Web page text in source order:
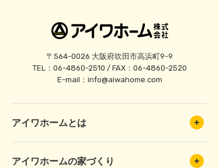
〒564-0026 大阪府吹田市高浜町9-9
TEL：06-4860-2510 / FAX：06-4860-2520
E-mail： info@aiwahome.com
アイワホームとは
アイワホームの家づくり